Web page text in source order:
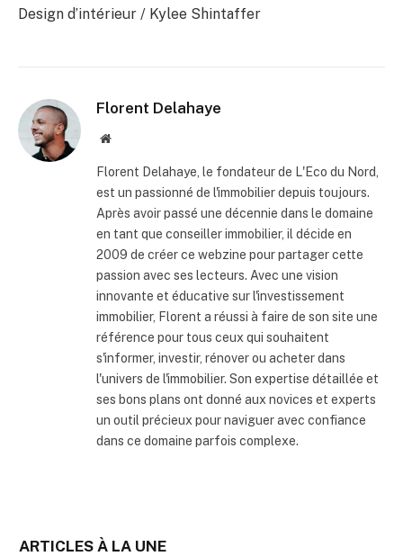
Design d’intérieur / Kylee Shintaffer
Florent Delahaye
Site
Florent Delahaye, le fondateur de L'Eco du Nord,
est un passionné de l'immobilier depuis toujours.
Après avoir passé une décennie dans le domaine
en tant que conseiller immobilier, il décide en
2009 de créer ce webzine pour partager cette
passion avec ses lecteurs. Avec une vision
innovante et éducative sur l'investissement
immobilier, Florent a réussi à faire de son site une
référence pour tous ceux qui souhaitent
s'informer, investir, rénover ou acheter dans
l'univers de l'immobilier. Son expertise détaillée et
ses bons plans ont donné aux novices et experts
un outil précieux pour naviguer avec confiance
dans ce domaine parfois complexe.
ARTICLES À LA UNE